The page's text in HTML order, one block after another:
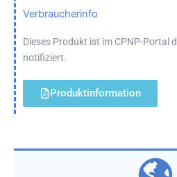
Verbraucherinfo
Dieses Produkt ist im CPNP-Portal
notifiziert.
Produktinformation